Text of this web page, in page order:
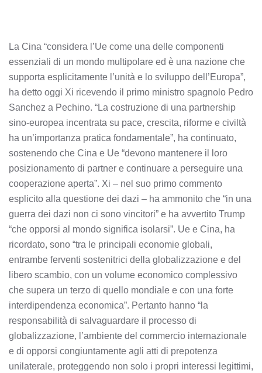
La Cina “considera l’Ue come una delle componenti
essenziali di un mondo multipolare ed è una nazione che
supporta esplicitamente l’unità e lo sviluppo dell’Europa”,
ha detto oggi Xi ricevendo il primo ministro spagnolo Pedro
Sanchez a Pechino. “La costruzione di una partnership
sino-europea incentrata su pace, crescita, riforme e civiltà
ha un’importanza pratica fondamentale”, ha continuato,
sostenendo che Cina e Ue “devono mantenere il loro
posizionamento di partner e continuare a perseguire una
cooperazione aperta”. Xi – nel suo primo commento
esplicito alla questione dei dazi – ha ammonito che “in una
guerra dei dazi non ci sono vincitori” e ha avvertito Trump
“che opporsi al mondo significa isolarsi”. Ue e Cina, ha
ricordato, sono “tra le principali economie globali,
entrambe ferventi sostenitrici della globalizzazione e del
libero scambio, con un volume economico complessivo
che supera un terzo di quello mondiale e con una forte
interdipendenza economica”. Pertanto hanno “la
responsabilità di salvaguardare il processo di
globalizzazione, l’ambiente del commercio internazionale
e di opporsi congiuntamente agli atti di prepotenza
unilaterale, proteggendo non solo i propri interessi legittimi,